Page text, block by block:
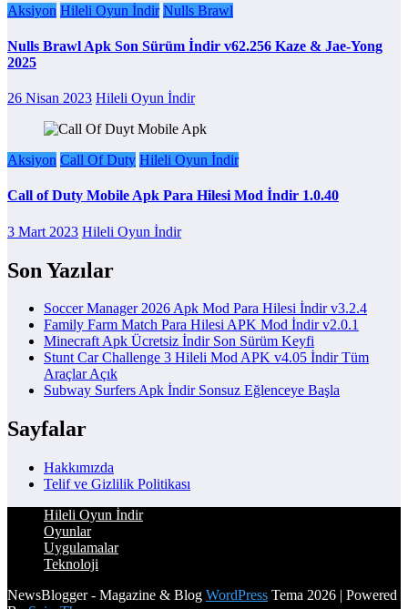
Aksiyon Hileli Oyun İndir Nulls Brawl
Nulls Brawl Apk Son Sürüm İndir v62.256 Kaze & Jae-Yong
2025
26 Nisan 2023 Hileli Oyun İndir
Aksiyon Call Of Duty Hileli Oyun İndir
Call of Duty Mobile Apk Para Hilesi Mod İndir 1.0.40
3 Mart 2023 Hileli Oyun İndir
Son Yazılar
Soccer Manager 2026 Apk Mod Para Hilesi İndir v3.2.4
Family Farm Match Para Hilesi APK Mod İndir v2.0.1
Minecraft Apk Ücretsiz İndir Son Sürüm Keyfi
Stunt Car Challenge 3 Hileli Mod APK v4.05 İndir Tüm
Araçlar Açık
Subway Surfers Apk İndir Sonsuz Eğlenceye Başla
Sayfalar
Hakkımızda
Telif ve Gizlilik Politikası
Hileli Oyun İndir
Oyunlar
Uygulamalar
Teknoloji
NewsBlogger - Magazine & Blog WordPress Tema 2026 | Powered